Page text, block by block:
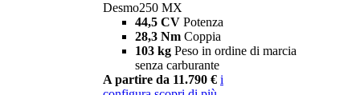
Desmo250 MX
44,5 CV Potenza
28,3 Nm Coppia
103 kg Peso in ordine di marcia
senza carburante
A partire da 11.790 € i